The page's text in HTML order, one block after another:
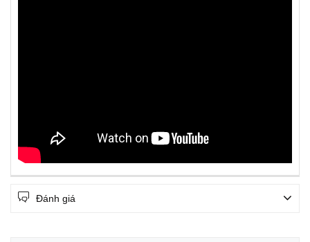
Đánh giá